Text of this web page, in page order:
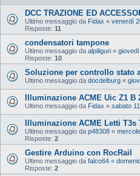
DCC TRAZIONE ED
Ultimo messaggio da Fidax « venerdì
Risposte: 11
condensatori tampone
Ultimo messaggio da alpiliguri «
Risposte: 10
Soluzione per controllo stato
Ultimo messaggio da docdelburg «
Illuminazione ACME Uic Z1 B
Ultimo messaggio da Fidax « sabato
Illuminazione ACME Letti T3s
Ultimo messaggio da p48308 «
Risposte: 2
Gestire Arduino con RocRail
Ultimo messaggio da falco64 «
Risposte: 2